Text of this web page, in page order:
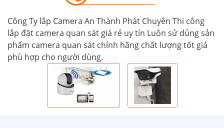
Công Ty lắp Camera An Thành Phát Chuyên Thi công
lắp đặt camera quan sát giá rẻ uy tín Luôn sử dủng sản
phẩm camera quan sát chính hãng chất lượng tốt giá
phù hợp cho người dùng.